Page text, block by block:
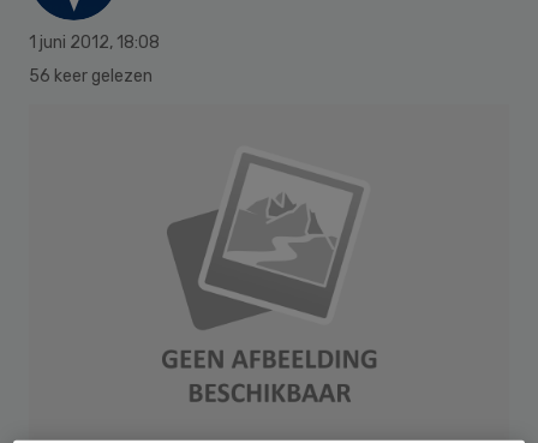
1 juni 2012, 18:08
56 keer gelezen